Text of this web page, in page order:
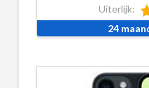
Uiterlijk:
24